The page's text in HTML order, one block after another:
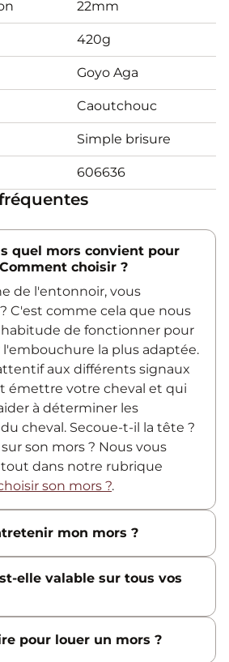
22mm
420g
Goyo Aga
Caoutchouc
Simple brisure
606636
quel mors convient pour
choisir ?
de l'entonnoir, vous
C'est comme cela que nous
habitude de fonctionner pour
la plus adaptée.
aux différents signaux
émettre votre cheval et qui
à déterminer les
cheval. Secoue-t-il la tête ?
son mors ? Nous vous
dans notre rubrique
son mors ?.
mon mors ?
elle valable sur tous vos
pour louer un mors ?